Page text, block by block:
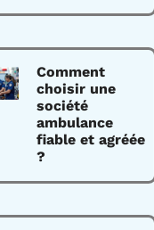
Comment
choisir une
société
ambulance
fiable et agréée
?